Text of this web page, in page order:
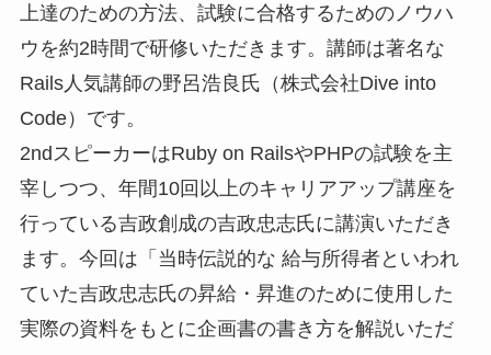
上達のための方法、試験に合格するためのノウハ
ウを約2時間で研修いただきます。講師は著名な
Rails人気講師の野呂浩良氏（株式会社Dive into
Code）です。
2ndスピーカーはRuby on RailsやPHPの試験を主
宰しつつ、年間10回以上のキャリアアップ講座を
行っている吉政創成の吉政忠志氏に講演いただき
ます。今回は「当時伝説的な 給与所得者といわれ
ていた吉政忠志氏の昇給・昇進のために使用した
実際の資料をもとに企画書の書き方を解説いただ